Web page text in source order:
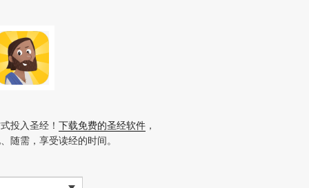
投入圣经！ 下载免费的圣经软件，
随需，享受读经的时间。